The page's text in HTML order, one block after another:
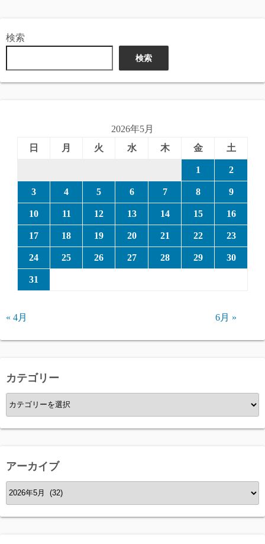
検索
検索
2026年5月
日
月 火 水 木 金 土
1 2
3 4 5 6 7 8 9
10 11 12 13 14 15 16
17 18 19 20 21 22 23
24 25 26 27 28 29 30
31
« 4月 6月 »
カテゴリー
カ
テ
ゴ
ー
アーカイブ
ア
ー
カ